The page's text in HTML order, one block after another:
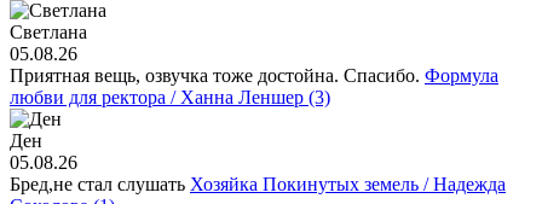
Светлана
05.08.26
Приятная вещь, озвучка тоже достойна. Спасибо. Формула
любви для ректора / Ханна Леншер (3)
Ден
05.08.26
Бред,не стал слушать Хозяйка Покинутых земель / Надежда